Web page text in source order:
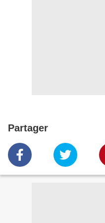
Partager